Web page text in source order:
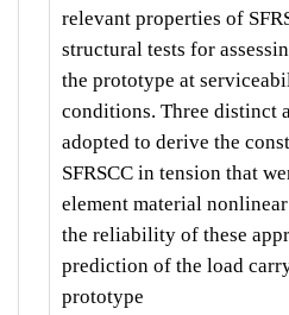
relevant properties of
structural tests for
the prototype at
conditions. Three distinct
adopted to derive the
SFRSCC in tension that
element material
the reliability of these
prediction of the load
prototype